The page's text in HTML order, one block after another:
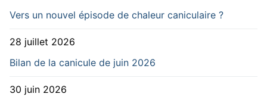
Vers un nouvel épisode de chaleur caniculaire ?
28 juillet 2026
Bilan de la canicule de juin 2026
30 juin 2026